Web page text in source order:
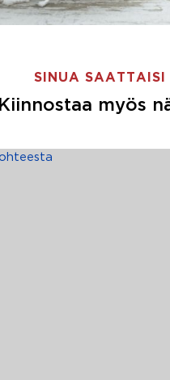
SINUA SAATTAISI
Kiinnostaa myös